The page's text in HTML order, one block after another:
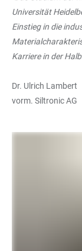
Universität
Einstieg in die
Karriere in der
Dr. Ulrich Lambert
vorm. Siltronic AG